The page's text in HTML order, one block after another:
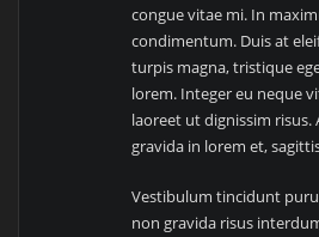
congue vitae mi. In
condimentum. Duis at
turpis magna, tristique
lorem. Integer eu neque
laoreet ut dignissim risus.
gravida in lorem et,
Vestibulum tincidunt
non gravida risus